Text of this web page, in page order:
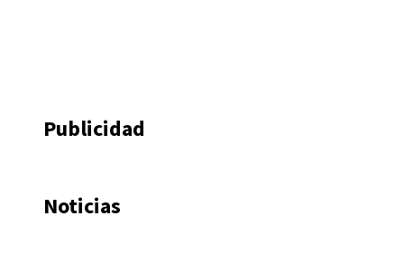
Publicidad
Noticias